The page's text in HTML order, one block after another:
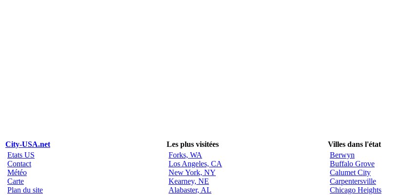
City-USA.net Les plus visitées Villes dans l'état
Etats US
Contact
Météo
Carte
Plan du site
Forks, WA
Los Angeles, CA
New York, NY
Kearney, NE
Alabaster, AL
Berwyn
Buffalo Grove
Calumet City
Carpentersville
Chicago Heights